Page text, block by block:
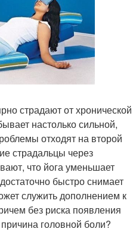
страдают от хронической
настолько сильной,
отходят на второй
страдальцы через
что йога уменьшает
быстро снимает
служить дополнением к
без риска появления
головной боли?